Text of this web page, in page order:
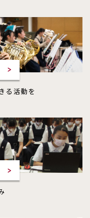
る活動を